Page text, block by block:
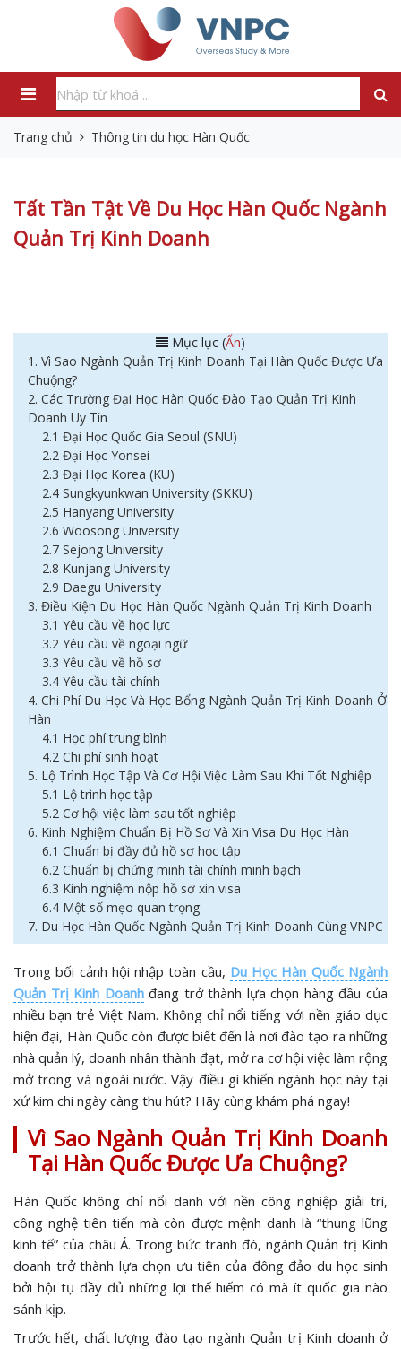
Trang chủ Thông tin du học Hàn Quốc
Tất Tần Tật Về Du Học Hàn Quốc Ngành
Quản Trị Kinh Doanh
Mục lục (Ẩn)
1. Vì Sao Ngành Quản Trị Kinh Doanh Tại Hàn Quốc Được Ưa
Chuộng?
2. Các Trường Đại Học Hàn Quốc Đào Tạo Quản Trị Kinh
Doanh Uy Tín
2.1 Đại Học Quốc Gia Seoul (SNU)
2.2 Đại Học Yonsei
2.3 Đại Học Korea (KU)
2.4 Sungkyunkwan University (SKKU)
2.5 Hanyang University
2.6 Woosong University
2.7 Sejong University
2.8 Kunjang University
2.9 Daegu University
3. Điều Kiện Du Học Hàn Quốc Ngành Quản Trị Kinh Doanh
3.1 Yêu cầu về học lực
3.2 Yêu cầu về ngoại ngữ
3.3 Yêu cầu về hồ sơ
3.4 Yêu cầu tài chính
4. Chi Phí Du Học Và Học Bổng Ngành Quản Trị Kinh Doanh Ở
Hàn
4.1 Học phí trung bình
4.2 Chi phí sinh hoạt
5. Lộ Trình Học Tập Và Cơ Hội Việc Làm Sau Khi Tốt Nghiệp
5.1 Lộ trình học tập
5.2 Cơ hội việc làm sau tốt nghiệp
6. Kinh Nghiệm Chuẩn Bị Hồ Sơ Và Xin Visa Du Học Hàn
6.1 Chuẩn bị đầy đủ hồ sơ học tập
6.2 Chuẩn bị chứng minh tài chính minh bạch
6.3 Kinh nghiệm nộp hồ sơ xin visa
6.4 Một số mẹo quan trọng
7. Du Học Hàn Quốc Ngành Quản Trị Kinh Doanh Cùng VNPC
Trong bối cảnh hội nhập toàn cầu, Du Học Hàn Quốc Ngành
Quản Trị Kinh Doanh đang trở thành lựa chọn hàng đầu của
nhiều bạn trẻ Việt Nam. Không chỉ nổi tiếng với nền giáo dục
hiện đại, Hàn Quốc còn được biết đến là nơi đào tạo ra những
nhà quản lý, doanh nhân thành đạt, mở ra cơ hội việc làm rộng
mở trong và ngoài nước. Vậy điều gì khiến ngành học này tại
xứ kim chi ngày càng thu hút? Hãy cùng khám phá ngay!
Vì Sao Ngành Quản Trị Kinh Doanh
Tại Hàn Quốc Được Ưa Chuộng?
Hàn Quốc không chỉ nổi danh với nền công nghiệp giải trí,
công nghệ tiên tiến mà còn được mệnh danh là “thung lũng
kinh tế” của châu Á. Trong bức tranh đó, ngành Quản trị Kinh
doanh trở thành lựa chọn ưu tiên của đông đảo du học sinh
bởi hội tụ đầy đủ những lợi thế hiếm có mà ít quốc gia nào
sánh kịp.
Trước hết, chất lượng đào tạo ngành Quản trị Kinh doanh ở